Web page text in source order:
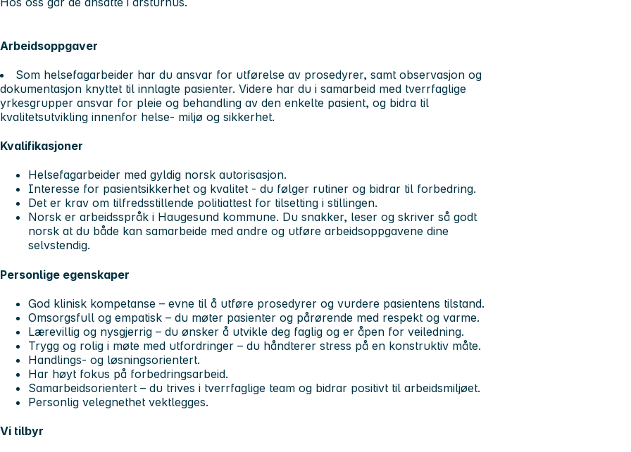
Arbeidsoppgaver
Som helsefagarbeider har du ansvar for utførelse av prosedyrer, samt observasjon og
dokumentasjon knyttet til innlagte pasienter. Videre har du i samarbeid med tverrfaglige
yrkesgrupper ansvar for pleie og behandling av den enkelte pasient, og bidra til
kvalitetsutvikling innenfor helse- miljø og sikkerhet.
Kvalifikasjoner
Helsefagarbeider med gyldig norsk autorisasjon.
Interesse for pasientsikkerhet og kvalitet - du følger rutiner og bidrar til forbedring.
Det er krav om tilfredsstillende politiattest for tilsetting i stillingen.
Norsk er arbeidsspråk i Haugesund kommune. Du snakker, leser og skriver så godt
norsk at du både kan samarbeide med andre og utføre arbeidsoppgavene dine
selvstendig.
Personlige egenskaper
God klinisk kompetanse – evne til å utføre prosedyrer og vurdere pasientens tilstand.
Omsorgsfull og empatisk – du møter pasienter og pårørende med respekt og varme.
Lærevillig og nysgjerrig – du ønsker å utvikle deg faglig og er åpen for veiledning.
Trygg og rolig i møte med utfordringer – du håndterer stress på en konstruktiv måte.
Handlings- og løsningsorientert.
Har høyt fokus på forbedringsarbeid.
Samarbeidsorientert – du trives i tverrfaglige team og bidrar positivt til arbeidsmiljøet.
Personlig velegnethet vektlegges.
Vi tilbyr